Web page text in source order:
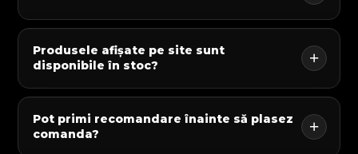
Produsele afișate pe site sunt
disponibile în stoc?
Pot primi recomandare înainte să plasez
comanda?